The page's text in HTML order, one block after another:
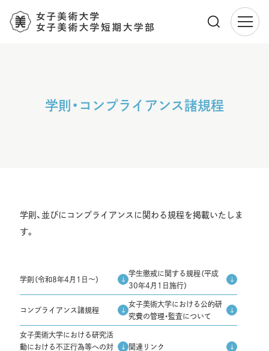
学則・コンプライアンス諸規程
学則、並びにコンプライアンスに関わる規程を掲載いたしま
す。
学則（令和8年4月1日～）
学生懲戒に関する規程（平成
30年4月1日施行）
コンプライアンス諸規程
女子美術大学における公的研
究費の管理・監査について
女子美術大学における研究活
動における不正行為等への対
関連リンク